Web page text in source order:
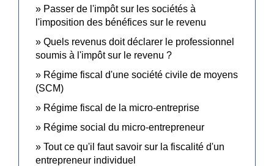
Passer de l'impôt sur les sociétés à
l'imposition des bénéfices sur le revenu
Quels revenus doit déclarer le professionnel
soumis à l'impôt sur le revenu ?
Régime fiscal d'une société civile de moyens
(SCM)
Régime fiscal de la micro-entreprise
Régime social du micro-entrepreneur
Tout ce qu'il faut savoir sur la fiscalité d'un
entrepreneur individuel